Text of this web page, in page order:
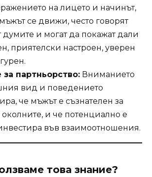
на лицето и начинът,
се движи, често говорят
думите и могат да покажат дали
приятелски настроен, уверен
партньорство: Вниманието
вид и поведението
че мъжът е съзнателен за
и че потенциално е
във взаимоотношения.
това знание?